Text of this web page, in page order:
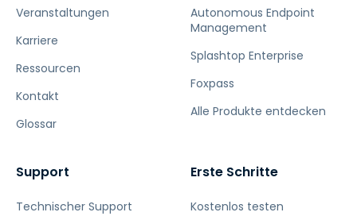
Veranstaltungen
Karriere
Ressourcen
Kontakt
Glossar
Autonomous Endpoint
Management
Splashtop Enterprise
Foxpass
Alle Produkte entdecken
Support
Technischer Support
Erste Schritte
Kostenlos testen